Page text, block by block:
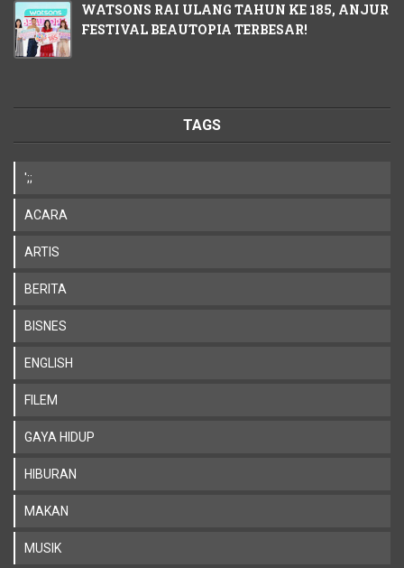
WATSONS RAI ULANG TAHUN KE 185, ANJUR
FESTIVAL BEAUTOPIA TERBESAR!
TAGS
';;
ACARA
ARTIS
BERITA
BISNES
ENGLISH
FILEM
GAYA HIDUP
HIBURAN
MAKAN
MUSIK